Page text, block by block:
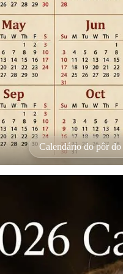
Calendário do pôr